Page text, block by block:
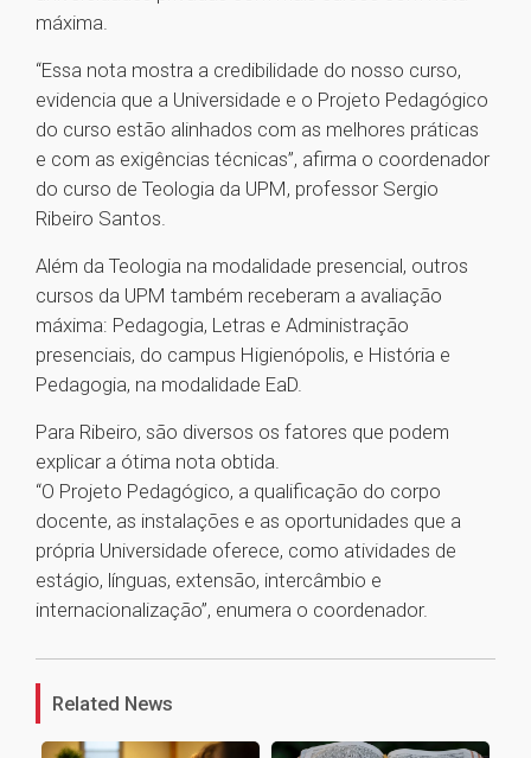
máxima.
“Essa nota mostra a credibilidade do nosso curso,
evidencia que a Universidade e o Projeto Pedagógico
do curso estão alinhados com as melhores práticas
e com as exigências técnicas”, afirma o coordenador
do curso de Teologia da UPM, professor Sergio
Ribeiro Santos.
Além da Teologia na modalidade presencial, outros
cursos da UPM também receberam a avaliação
máxima: Pedagogia, Letras e Administração
presenciais, do campus Higienópolis, e História e
Pedagogia, na modalidade EaD.
Para Ribeiro, são diversos os fatores que podem
explicar a ótima nota obtida.
“O Projeto Pedagógico, a qualificação do corpo
docente, as instalações e as oportunidades que a
própria Universidade oferece, como atividades de
estágio, línguas, extensão, intercâmbio e
internacionalização”, enumera o coordenador.
1
Related News